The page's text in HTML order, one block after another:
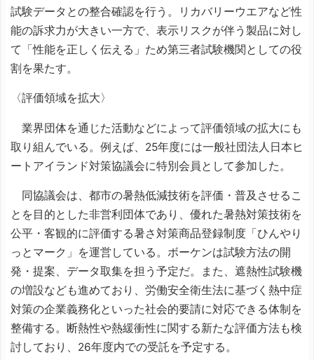
試験データとの整合確認を行う。リカバリーウエアなど性
能の訴求力が大きい一方で、表示リスクが伴う製品に対し
て「性能を正しく伝える」ため第三者試験機関としての役
割を果たす。
〈評価領域を拡大〉
業界団体を通じた活動などによって評価領域の拡大にも
取り組んでいる。例えば、25年度には一般社団法人日本ヒ
ートアイランド対策協議会に特別会員として参加した。
同協議会は、都市の暑熱低減技術を評価・普及させるこ
とを目的とした非営利団体であり、優れた暑熱対策技術を
公平・客観的に評価する暑さ対策商品登録制度「ひんやり
っとマーク」を運営している。ボーケンは試験方法の開
発・提案、データ取集を担う予定だ。また、遮熱性試験機
の増設なども進めており、労働安全衛生法に基づく熱中症
対策の企業義務化といった社会的要請に対応できる体制を
整備する。断熱性や熱緩衝性に関する新たな評価方法も検
討しており、26年度内での受託を予定する。